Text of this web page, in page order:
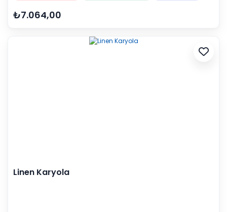
₺7.064,00
Linen Karyola